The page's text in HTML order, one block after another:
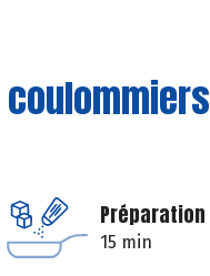
Préparation
15 min